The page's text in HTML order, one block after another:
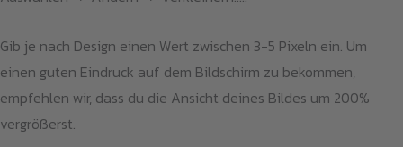
Gib je nach Design einen Wert zwischen 3-5 Pixeln ein. Um
einen guten Eindruck auf dem Bildschirm zu bekommen,
empfehlen wir, dass du die Ansicht deines Bildes um 200%
vergrößerst.